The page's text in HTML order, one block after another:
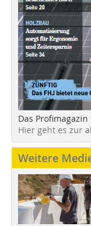
Das
Hier geht es zur
Weitere